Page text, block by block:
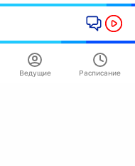
Ведущие Расписание